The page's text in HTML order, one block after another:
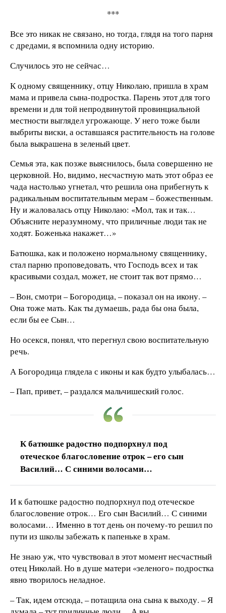
***
Все это никак не связано, но тогда, глядя на того парня
с дредами, я вспомнила одну историю.
Случилось это не сейчас…
К одному священнику, отцу Николаю, пришла в храм
мама и привела сына-подростка. Парень этот для того
времени и для той непродвинутой провинциальной
местности выглядел угрожающе. У него тоже были
выбриты виски, а оставшаяся растительность на голове
была выкрашена в зеленый цвет.
Семья эта, как позже выяснилось, была совершенно не
церковной. Но, видимо, несчастную мать этот образ ее
чада настолько угнетал, что решила она прибегнуть к
радикальным воспитательным мерам – божественным.
Ну и жаловалась отцу Николаю: «Мол, так и так…
Объясните неразумному, что приличные люди так не
ходят. Боженька накажет…»
Батюшка, как и положено нормальному священнику,
стал парню проповедовать, что Господь всех и так
красивыми создал, может, не стоит так вот прямо…
– Вон, смотри – Богородица, – показал он на икону. –
Она тоже мать. Как ты думаешь, рада бы она была,
если бы ее Сын…
Но осекся, понял, что перегнул свою воспитательную
речь.
А Богородица глядела с иконы и как будто улыбалась…
– Пап, привет, – раздался мальчишеский голос.
К батюшке радостно подпорхнул под
отеческое благословение отрок – его сын
Василий… С синими волосами…
И к батюшке радостно подпорхнул под отеческое
благословение отрок… Его сын Василий… С синими
волосами… Именно в тот день он почему-то решил по
пути из школы забежать к папеньке в храм.
Не знаю уж, что чувствовал в этот момент несчастный
отец Николай. Но в душе матери «зеленого» подростка
явно творилось неладное.
– Так, идем отсюда, – потащила она сына к выходу. – Я